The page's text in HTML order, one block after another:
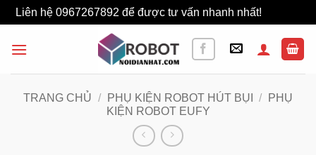
Liên hệ 0967267892 để được tư vấn nhanh nhất!
qua
TRANG CHỦ / PHỤ KIỆN ROBOT HÚT BỤI /
PHỤ
KIỆN ROBOT EUFY